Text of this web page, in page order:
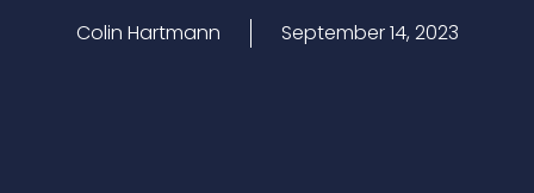
Colin Hartmann September 14, 2023